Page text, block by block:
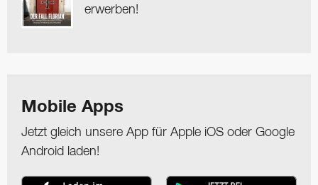
erwerben!
Mobile Apps
Jetzt gleich unsere App für Apple iOS oder Google
Android laden!